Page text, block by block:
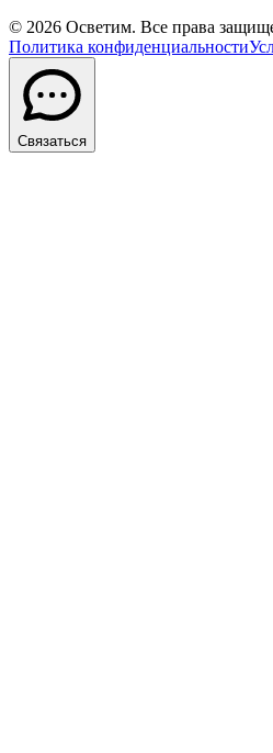
© 2026 Осветим. Все права
Политика конфиденциальности
Связаться